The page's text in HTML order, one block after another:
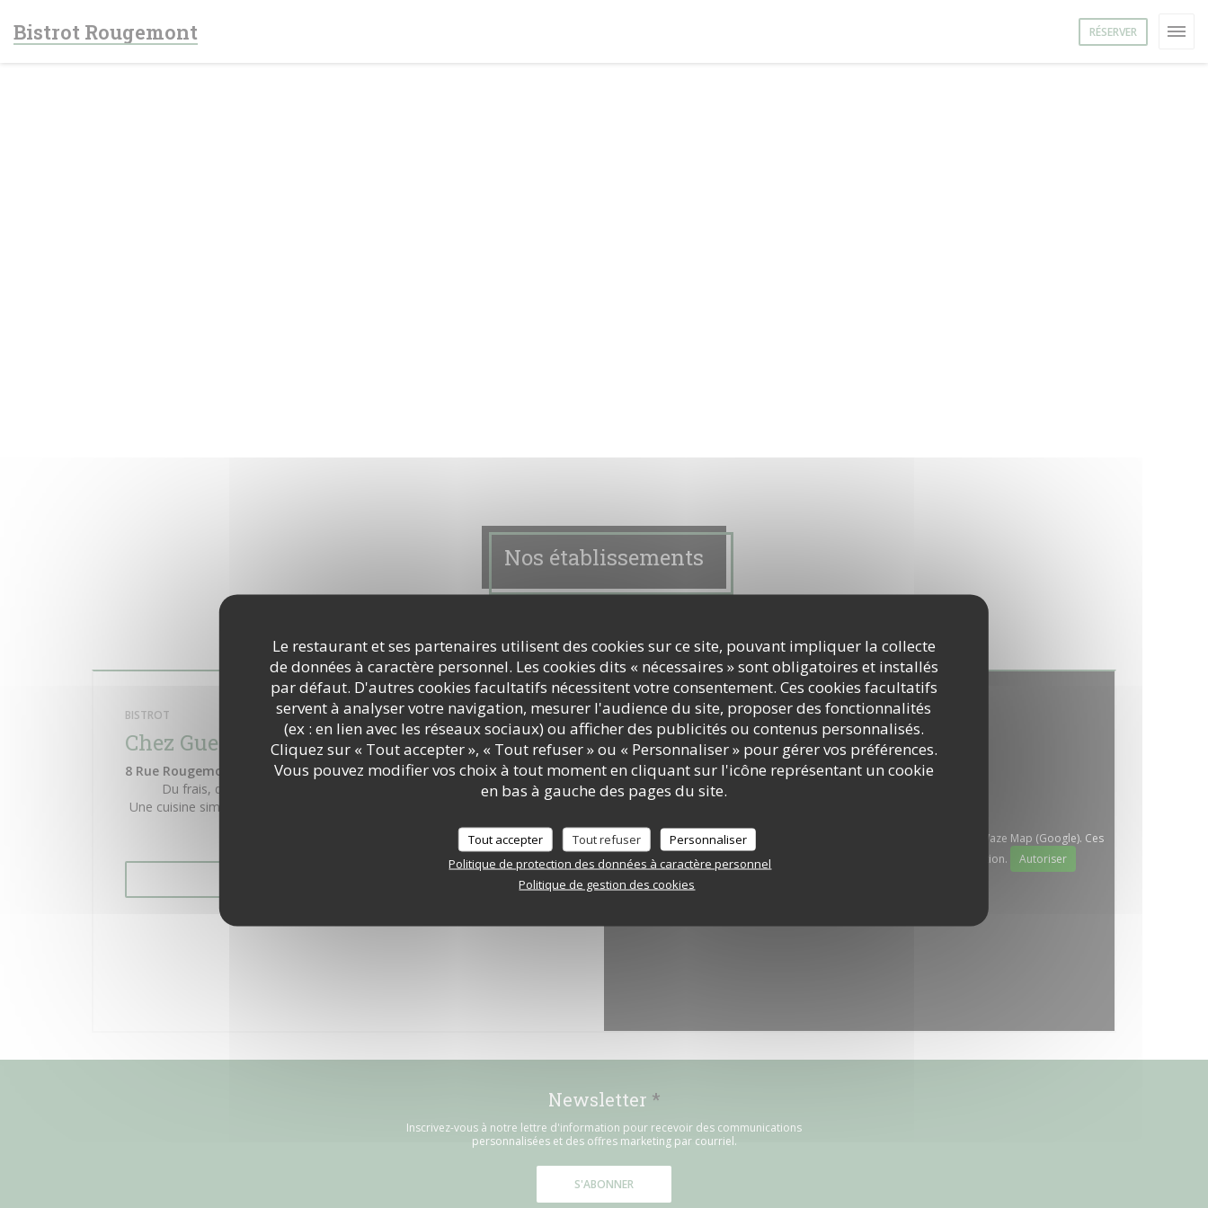
Le restaurant et ses partenaires utilisent des cookies sur ce site, pouvant impliquer la collecte
de données à caractère personnel. Les cookies dits « nécessaires » sont obligatoires et installés
par défaut. D'autres cookies facultatifs nécessitent votre consentement. Ces cookies facultatifs
servent à analyser votre navigation, mesurer l'audience du site, proposer des fonctionnalités
(ex : en lien avec les réseaux sociaux) ou afficher des publicités ou contenus personnalisés.
Cliquez sur « Tout accepter », « Tout refuser » ou « Personnaliser » pour gérer vos préférences.
Vous pouvez modifier vos choix à tout moment en cliquant sur l'icône représentant un cookie
en bas à gauche des pages du site.
Tout accepter Tout refuser
Personnaliser
Politique de protection des données à caractère personnel
Politique de gestion des cookies
Bistrot Rougemont RÉSERVER
Nos établissements
BISTROT
Chez Guehu
8 Rue Rougemont - 75009 Paris
Du frais, du beau, du bon, la vraie table du cru c’est Chez Guehu!
Une cuisine simple mais pas ordinaire, votre nouvelle cantine préférée vous
Pour afficher la carte interactive Waze, vous devez accepter les cookies Waze Map (Google). Ces
cookies peuvent collecter des données de navigation et de localisation.
Autoriser
Newsletter *
Inscrivez-vous à notre lettre d'information pour recevoir des communications
personnalisées et des offres marketing par courriel.
S'ABONNER